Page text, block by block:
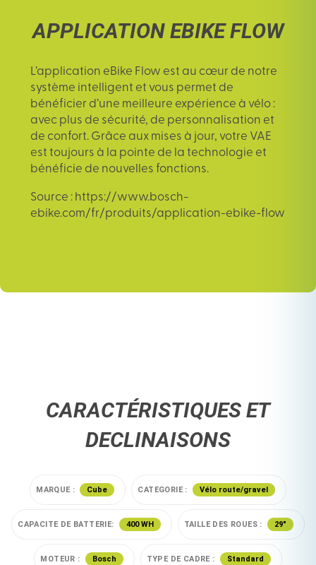
APPLICATION EBIKE FLOW
L’application eBike Flow est au cœur de notre
système intelligent et vous permet de
bénéficier d’une meilleure expérience à vélo :
avec plus de sécurité, de personnalisation et
de confort. Grâce aux mises à jour, votre VAE
est toujours à la pointe de la technologie et
bénéficie de nouvelles fonctions.
Source : https://www.bosch-
ebike.com/fr/produits/application-ebike-flow
CARACTÉRISTIQUES ET
DECLINAISONS
MARQUE : Cube CATEGORIE : Vélo route/gravel
CAPACITE DE BATTERIE: 400 WH TAILLE DES ROUES : 29"
MOTEUR : Bosch TYPE DE CADRE : Standard